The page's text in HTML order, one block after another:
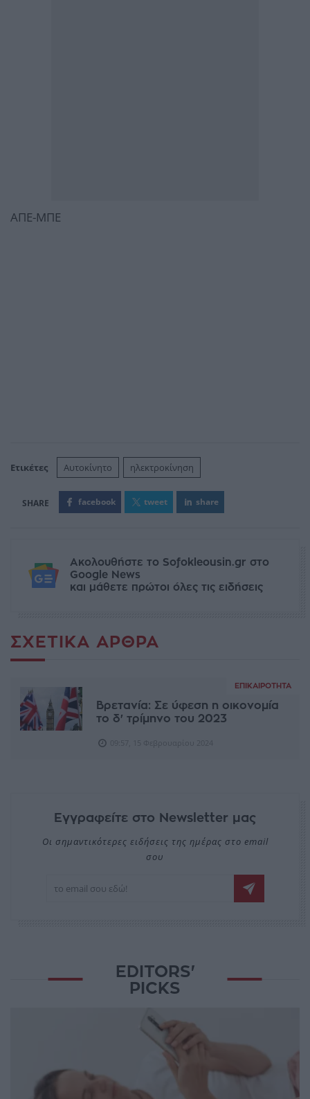
ΑΠΕ-ΜΠΕ
Ετικέτες Αυτοκίνητο ηλεκτροκίνηση
facebook tweet share
Ακολουθήστε το Sofokleousin.gr στο
Google News
και μάθετε πρώτοι όλες τις ειδήσεις
ΣΧΕΤΙΚΆ ΆΡΘΡΑ
ΕΠΙΚΑΙΡΌΤΗΤΑ
Βρετανία: Σε ύφεση η οικονομία
το δ' τρίμηνο του 2023
Εγγραφείτε στο Newsletter μας
Οι σημαντικότερες ειδήσεις της ημέρας στο email
σου
EDITORS'
PICKS